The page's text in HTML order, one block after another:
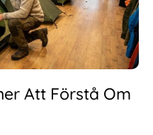
Att Förstå Om